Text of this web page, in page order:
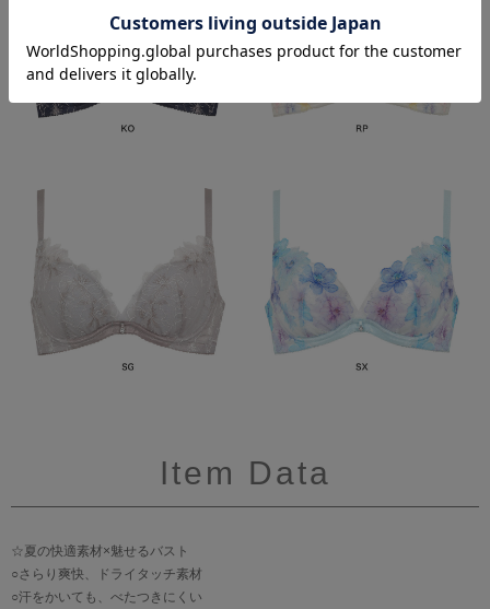
Item Data
☆夏の快適素材×魅せるバスト
○さらり爽快、ドライタッチ素材
○汗をかいても、べたつきにくい